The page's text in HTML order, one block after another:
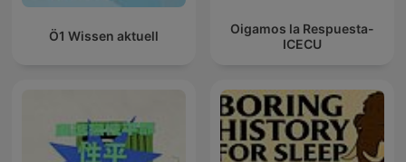
Ö1 Wissen aktuell
Oigamos la Respuesta-
ICECU